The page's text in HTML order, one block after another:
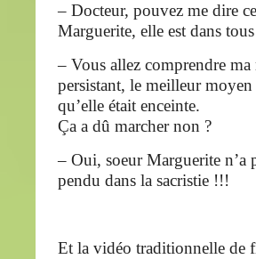
– Docteur, pouvez me dire
Marguerite, elle est dans tous
– Vous allez comprendre
persistant, le meilleur
qu’elle était enceinte.
Ça a dû marcher non ?
– Oui, soeur Marguerite n’a
pendu dans la sacristie !!!
Et la vidéo traditionnelle de